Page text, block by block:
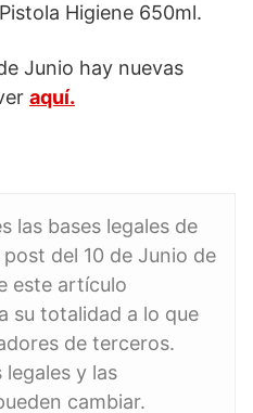
Higiene 650ml.
Junio hay nuevas
aquí.
las bases legales de
del 10 de Junio de
este artículo
su totalidad a lo que
de terceros.
legales y las
cambiar.